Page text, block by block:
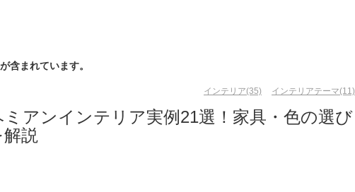
含まれています。
インテリア(35) インテリアテーマ(11)
ミアンインテリア実例21選！家具・色の選び
説